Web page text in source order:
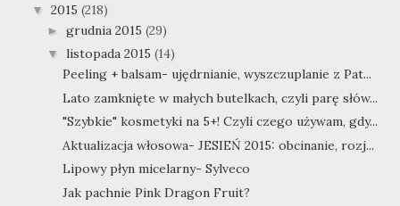
▼ 2015 (218)
► grudnia 2015 (29)
▼ listopada 2015 (14)
Peeling + balsam- ujędrnianie, wyszczuplanie z Pat...
Lato zamknięte w małych butelkach, czyli parę słów...
"Szybkie" kosmetyki na 5+! Czyli czego używam, gdy...
Aktualizacja włosowa- JESIEŃ 2015: obcinanie, rozj...
Lipowy płyn micelarny- Sylveco
Jak pachnie Pink Dragon Fruit?